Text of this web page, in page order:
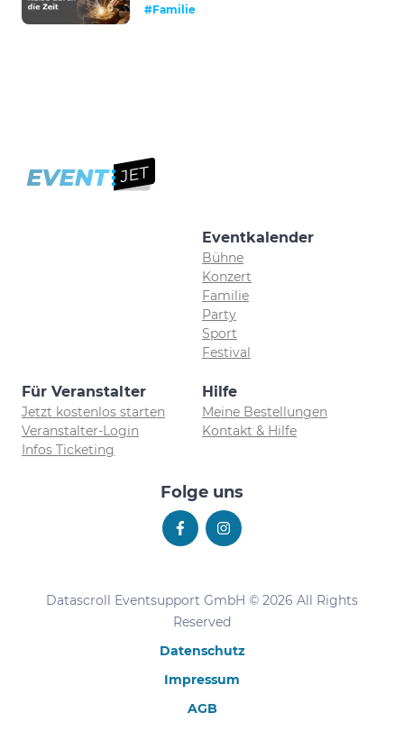
#Familie
Eventkalender
Bühne
Konzert
Familie
Party
Sport
Festival
Für Veranstalter
Jetzt kostenlos starten
Veranstalter-Login
Infos Ticketing
Hilfe
Meine Bestellungen
Kontakt & Hilfe
Folge uns
Datascroll Eventsupport GmbH © 2026 All Rights
Reserved
Datenschutz
Impressum
AGB